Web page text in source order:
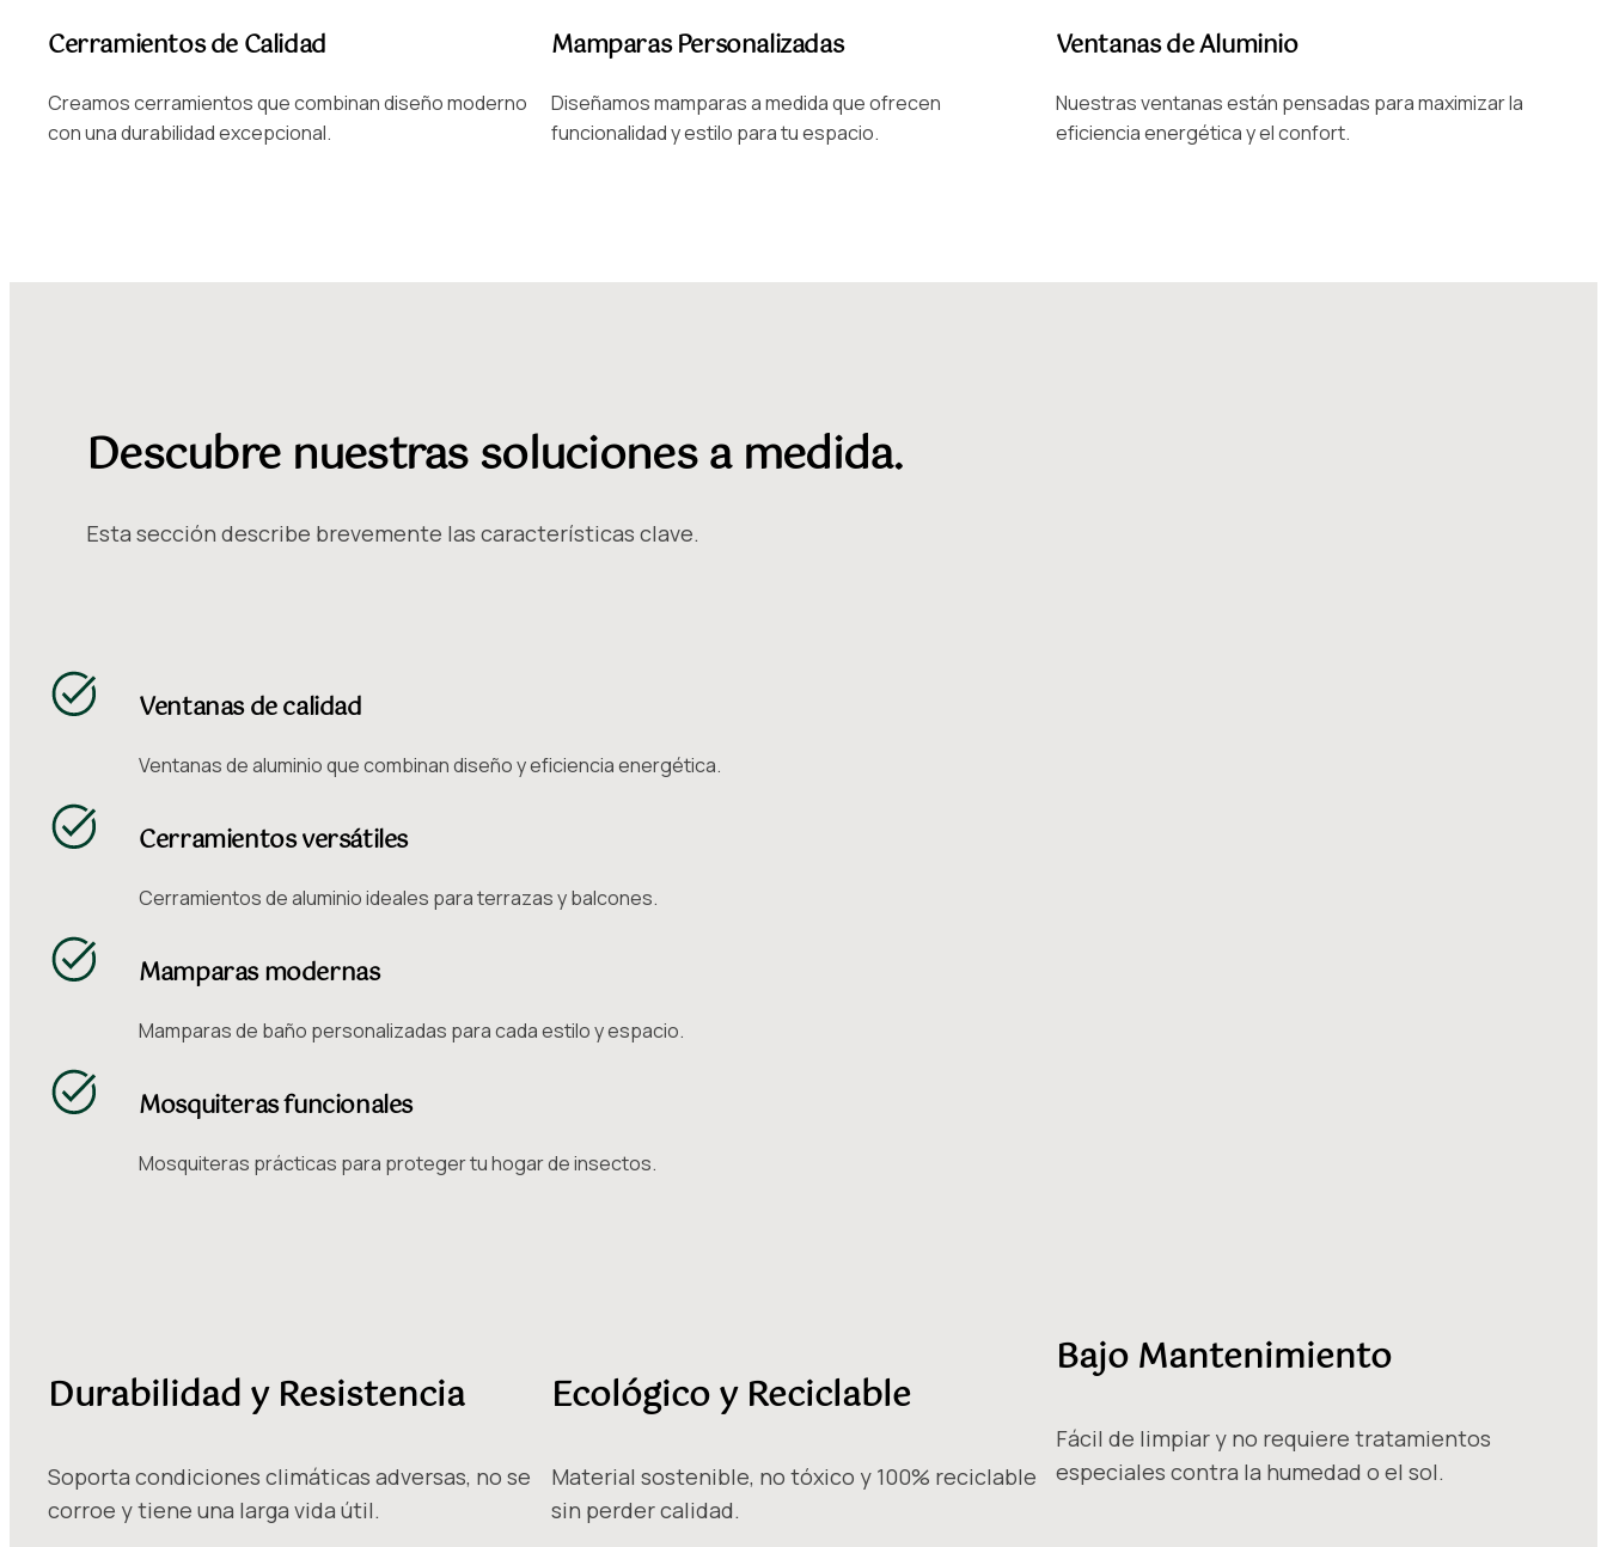
Cerramientos de Calidad
Creamos cerramientos que combinan diseño moderno
con una durabilidad excepcional.
Mamparas Personalizadas
Diseñamos mamparas a medida que ofrecen
funcionalidad y estilo para tu espacio.
Ventanas de Aluminio
Nuestras ventanas están pensadas para maximizar la
eficiencia energética y el confort.
Descubre nuestras soluciones a medida.
Esta sección describe brevemente las características clave.
Ventanas de calidad
Ventanas de aluminio que combinan diseño y eficiencia energética.
Cerramientos versátiles
Cerramientos de aluminio ideales para terrazas y balcones.
Mamparas modernas
Mamparas de baño personalizadas para cada estilo y espacio.
Mosquiteras funcionales
Mosquiteras prácticas para proteger tu hogar de insectos.
Durabilidad y Resistencia
Soporta condiciones climáticas adversas, no se
corroe y tiene una larga vida útil.
Ecológico y Reciclable
Material sostenible, no tóxico y 100% reciclable
sin perder calidad.
Bajo Mantenimiento
Fácil de limpiar y no requiere tratamientos
especiales contra la humedad o el sol.